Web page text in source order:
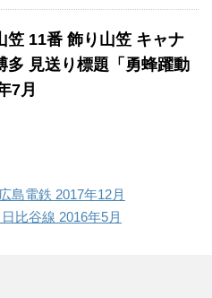
笠 11番 飾り山笠 キャナ
多 見送り標題「勇蜂躍動
7月
島電鉄 2017年12月
比谷線 2016年5月